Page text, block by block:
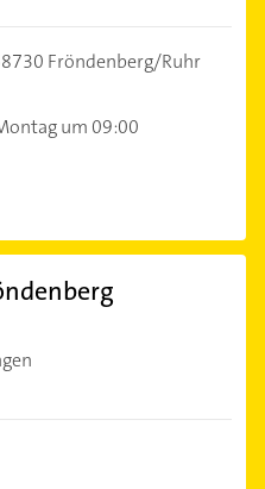
Fröndenberg/Ruhr
um 09:00